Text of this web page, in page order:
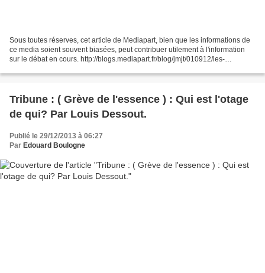
Sous toutes réserves, cet article de Mediapart, bien que les informations de
ce media soient souvent biasées, peut contribuer utilement à l'information
sur le débat en cours. http://blogs.mediapart.fr/blog/jmjt/010912/les-
Tribune : ( Grève de l'essence ) : Qui est l'otage
de qui? Par Louis Dessout.
Publié le 29/12/2013 à 06:27
Par Edouard Boulogne